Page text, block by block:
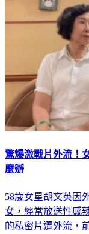
驚爆激戰片外流！
麼辦
58歲女星胡文英因
女，經常放送性感
的私密片遭外流，